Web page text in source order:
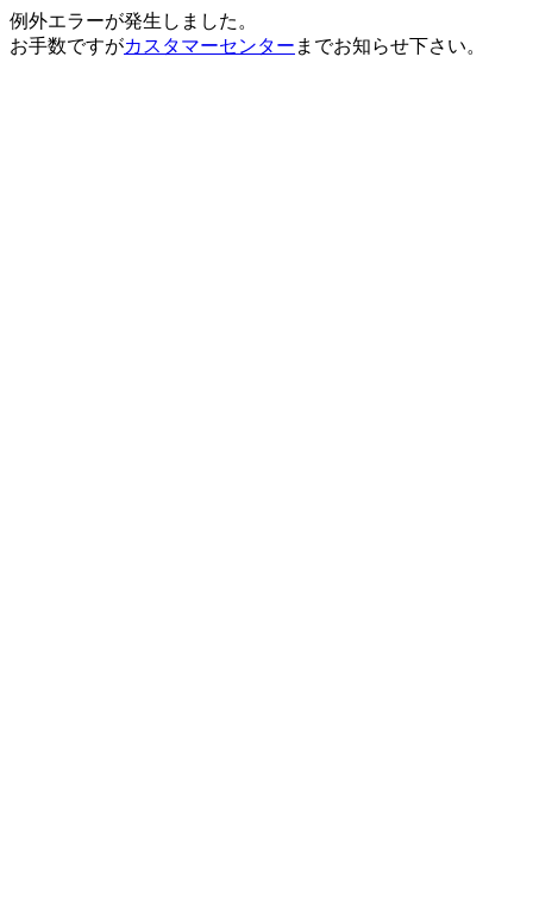
例外エラーが発生しました。
お手数ですがカスタマーセンター までお知らせ下さい。